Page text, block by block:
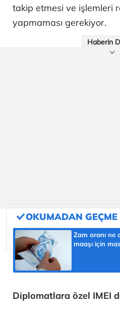
takip etmesi ve işlemleri
yapmaması gerekiyor.
Haberin
Zam oranı ne
maaşı için
Diplomatlara özel IMEI